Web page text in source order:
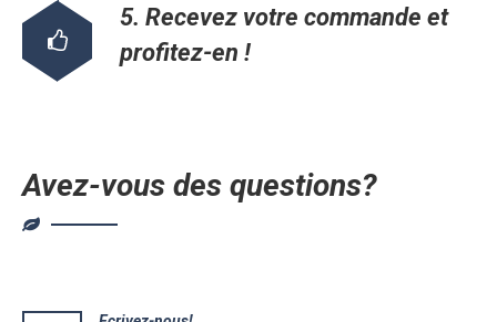
5. Recevez votre commande et
profitez-en !
Avez-vous des questions?